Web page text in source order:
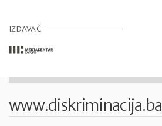
IZDAVAČ
www.diskriminacija.ba